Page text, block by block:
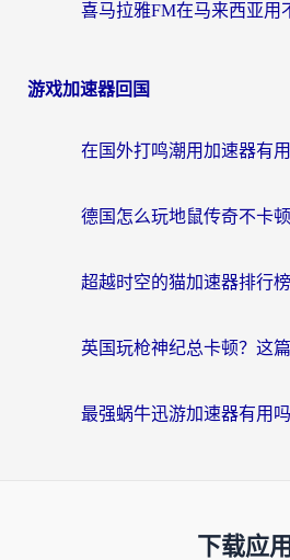
游戏加速器回国
下载应用